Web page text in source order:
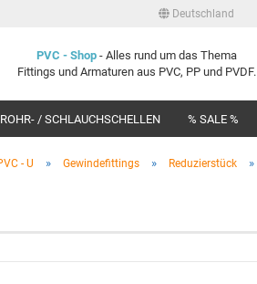
Deutschland
Konto erstellen
PVC - Shop- Alles rund um das Thema
Fittings und Armaturen aus PVC, PP und PVDF.
ROHR- / SCHLAUCHSCHELLEN % SALE %
- U » Gewindefittings » Reduzierstück »